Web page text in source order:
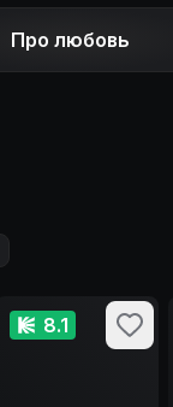
Про любовь
8.1